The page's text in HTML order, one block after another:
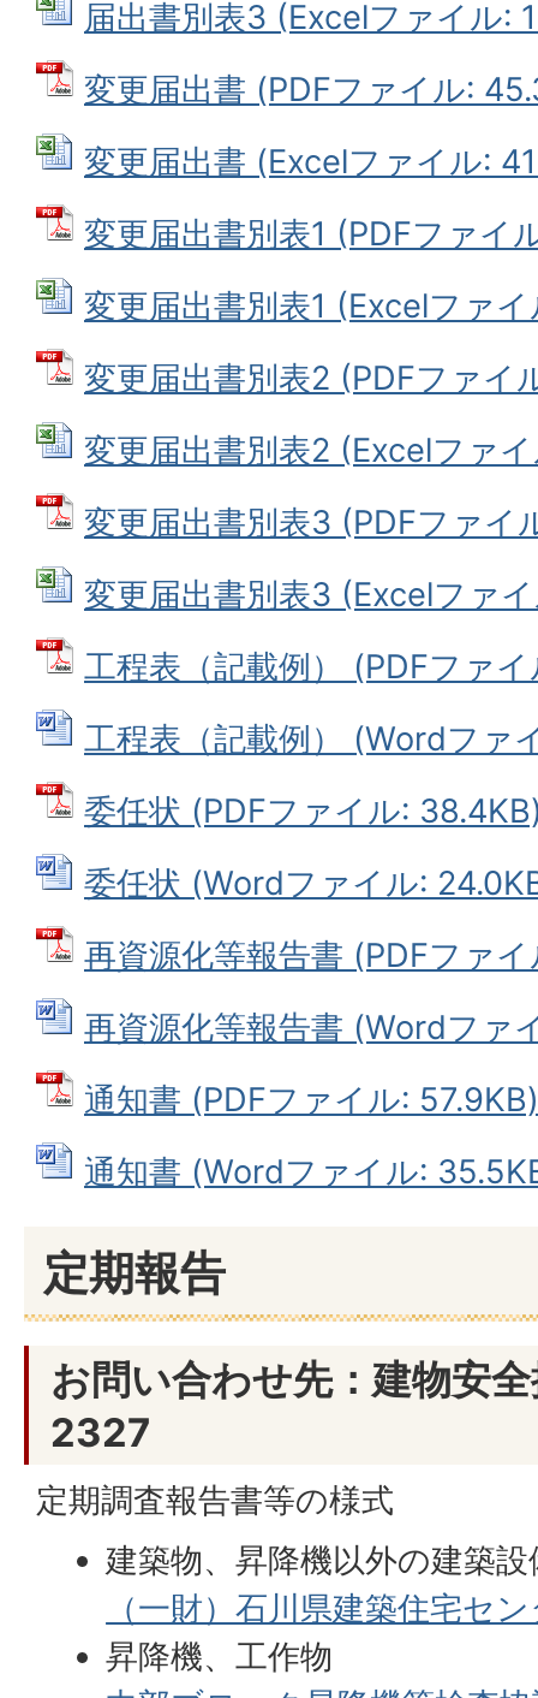
届出書別表3 (Excelファイル:
変更届出書 (PDFファイル:
変更届出書 (Excelファイル:
変更届出書別表1 (PDFファイ
変更届出書別表1 (Excelファイ
変更届出書別表2 (PDFファイ
変更届出書別表2 (Excelファ
変更届出書別表3 (PDFファイ
変更届出書別表3 (Excelファ
工程表（記載例） (PDFファ
工程表（記載例） (Wordファ
委任状 (PDFファイル:
委任状 (Wordファイル:
再資源化等報告書 (PDFファ
再資源化等報告書 (Wordファ
通知書 (PDFファイル: 57.9KB)
通知書 (Wordファイル:
定期報告
お問い合わせ先：建物安
2327
定期調査報告書等の様式
建築物、昇降機以外の建築設
（一財）石川県建築住宅セ
昇降機、工作物